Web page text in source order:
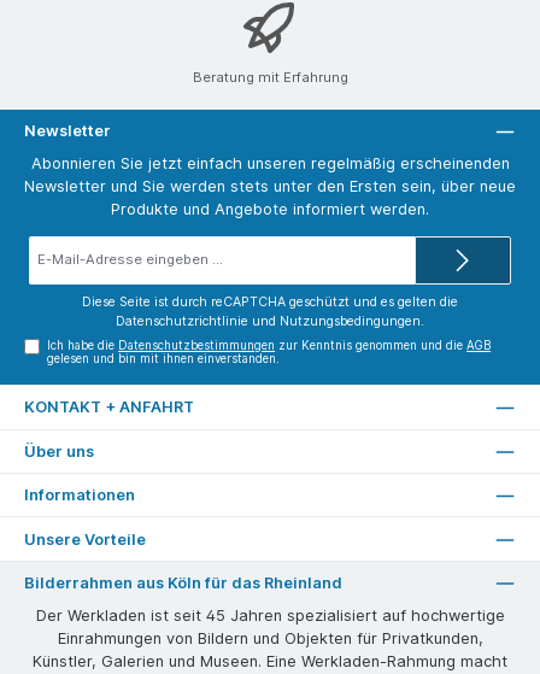
Beratung mit Erfahrung
Newsletter
Abonnieren Sie jetzt einfach unseren regelmäßig erscheinenden
Newsletter und Sie werden stets unter den Ersten sein, über neue
Produkte und Angebote informiert werden.
Diese Seite ist durch reCAPTCHA geschützt und es gelten die
Datenschutzrichtlinie und Nutzungsbedingungen.
Ich habe die Datenschutzbestimmungen zur Kenntnis genommen und dieAGB
gelesen und bin mit ihnen einverstanden.
KONTAKT + ANFAHRT
Über uns
Informationen
Unsere Vorteile
Bilderrahmen aus Köln für das Rheinland
Der Werkladen ist seit 45 Jahren spezialisiert auf hochwertige
Einrahmungen von Bildern und Objekten für Privatkunden,
Künstler, Galerien und Museen. Eine Werkladen-Rahmung macht